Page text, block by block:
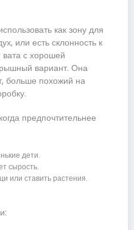
как зону для
или есть склонность к
с хорошей
вариант. Она
больше похожий на
предпочтительнее
дети.
сырость.
или ставить растения.